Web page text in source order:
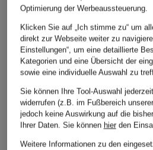
Optimierung der Werbeaussteuerung.
Klicken Sie auf „Ich stimme zu“ um
direkt zur Webseite weiter zu
Einstellungen“, um eine detaillierte
Kategorien und eine Übersicht der
sowie eine individuelle Auswahl zu
Sie können Ihre Tool-Auswahl
widerrufen (z.B. im Fußbereich
jedoch keine Auswirkung auf die
Ihrer Daten. Sie können hierden
Weitere Informationen zu den